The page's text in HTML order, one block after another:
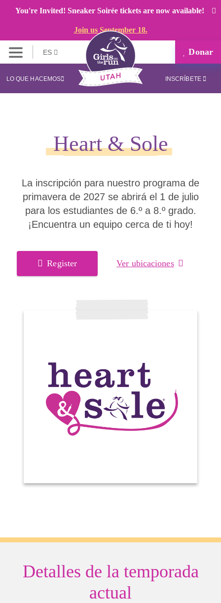
You're Invited! Sneaker Soirée tickets are now available!
Join us September 18.
ES Donar
LO QUE HACEMOS INSCRÍBETE
Heart & Sole
La inscripción para nuestro programa de
primavera de 2027 se abrirá el 1 de julio
para los estudiantes de 6.º a 8.º grado.
¡Encuentra un equipo cerca de ti hoy!
Register Ver ubicaciones
Detalles de la temporada
actual